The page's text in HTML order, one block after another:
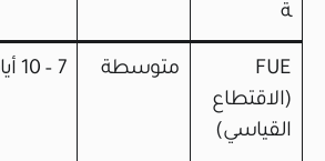
ة
FUE
(الاقتطاع
القياسي)
متوسطة 7 – 10 أيام